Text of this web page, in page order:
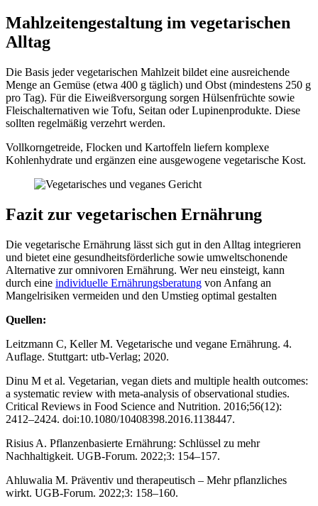
Mahlzeitengestaltung im vegetarischen
Alltag
Die Basis jeder vegetarischen Mahlzeit bildet eine ausreichende
Menge an Gemüse (etwa 400 g täglich) und Obst (mindestens 250 g
pro Tag). Für die Eiweißversorgung sorgen Hülsenfrüchte sowie
Fleischalternativen wie Tofu, Seitan oder Lupinenprodukte. Diese
sollten regelmäßig verzehrt werden.
Vollkorngetreide, Flocken und Kartoffeln liefern komplexe
Kohlenhydrate und ergänzen eine ausgewogene vegetarische Kost.
Fazit zur vegetarischen Ernährung
Die vegetarische Ernährung lässt sich gut in den Alltag integrieren
und bietet eine gesundheitsförderliche sowie umweltschonende
Alternative zur omnivoren Ernährung. Wer neu einsteigt, kann
durch eine individuelle Ernährungsberatung von Anfang an
Mangelrisiken vermeiden und den Umstieg optimal gestalten
Quellen:
Leitzmann C, Keller M. Vegetarische und vegane Ernährung. 4.
Auflage. Stuttgart: utb-Verlag; 2020.
Dinu M et al. Vegetarian, vegan diets and multiple health outcomes:
a systematic review with meta-analysis of observational studies.
Critical Reviews in Food Science and Nutrition. 2016;56(12):
2412–2424. doi:10.1080/10408398.2016.1138447.
Risius A. Pflanzenbasierte Ernährung: Schlüssel zu mehr
Nachhaltigkeit. UGB-Forum. 2022;3: 154–157.
Ahluwalia M. Präventiv und therapeutisch – Mehr pflanzliches
wirkt. UGB-Forum. 2022;3: 158–160.